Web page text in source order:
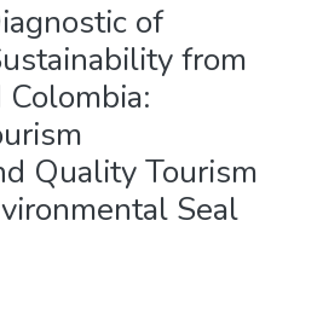
of
from
Colombia:
Quality Tourism
Seal